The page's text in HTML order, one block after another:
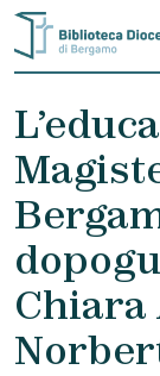
Skip to content
Chiara